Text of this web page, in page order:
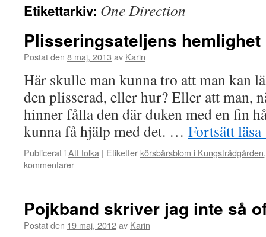
Etikettarkiv: One Direction
Plisseringsateljens hemlighet
Postat den 8 maj, 2013 av Karin
Här skulle man kunna tro att man kan
den plisserad, eller hur? Eller att man,
hinner fålla den där duken med en fin
kunna få hjälp med det. … Fortsätt läsa
Publicerat iAtt tolka | Etiketter körsbärsblom i Kungsträdgården
kommentarer
Pojkband skriver jag inte så
Postat den 19 maj, 2012av Karin